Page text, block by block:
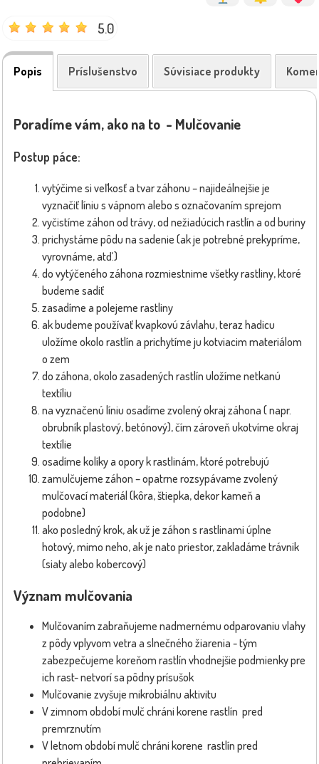
5.0
Popis Príslušenstvo Súvisiace produkty
Poradíme vám, ako na to - Mulčovanie
Postup páce:
vytýčime si veľkosť a tvar záhonu – najideálnejšie je
vyznačiť líniu s vápnom alebo s označovaním sprejom
vyčistíme záhon od trávy, od nežiadúcich rastlín a od buriny
prichystáme pôdu na sadenie (ak je potrebné prekypríme,
vyrovnáme, atď.)
do vytýčeného záhona rozmiestnime všetky rastliny, ktoré
budeme sadiť
zasadíme a polejeme rastliny
ak budeme používať kvapkovú závlahu, teraz hadicu
uložíme okolo rastlín a prichytíme ju kotviacim materiálom
o zem
do záhona, okolo zasadených rastlín uložíme netkanú
textíliu
na vyznačenú líniu osadíme zvolený okraj záhona ( napr.
obrubník plastový, betónový), čím zároveň ukotvíme okraj
textílie
osadíme kolíky a opory k rastlinám, ktoré potrebujú
zamulčujeme záhon – opatrne rozsypávame zvolený
mulčovací materiál (kôra, štiepka, dekor kameň a
podobne)
ako posledný krok, ak už je záhon s rastlinami úplne
hotový, mimo neho, ak je nato priestor, zakladáme trávnik
(siaty alebo kobercový)
Význam mulčovania
Mulčovaním zabraňujeme nadmernému odparovaniu vlahy
z pôdy vplyvom vetra a slnečného žiarenia - tým
zabezpečujeme koreňom rastlín vhodnejšie podmienky pre
ich rast- netvorí sa pôdny prísušok
Mulčovanie zvyšuje mikrobiálnu aktivitu
V zimnom období mulč chráni korene rastlín pred
premrznutím
V letnom období mulč chráni korene rastlín pred